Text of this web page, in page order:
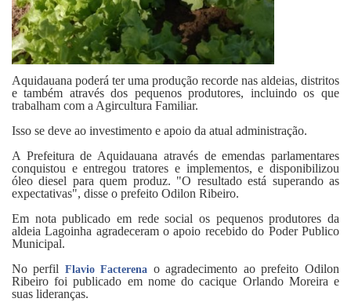
Aquidauana poderá ter uma produção recorde nas aldeias, distritos
e também através dos pequenos produtores, incluindo os que
trabalham com a Agircultura Familiar.
Isso se deve ao investimento e apoio da atual administração.
A Prefeitura de Aquidauana através de emendas parlamentares
conquistou e entregou tratores e implementos, e disponibilizou
óleo diesel para quem produz. "O resultado está superando as
expectativas", disse o prefeito Odilon Ribeiro.
Em nota publicado em rede social os pequenos produtores da
aldeia Lagoinha agradeceram o apoio recebido do Poder Publico
Municipal.
No perfil Flavio Facterena o agradecimento ao prefeito Odilon
Ribeiro foi publicado em nome do cacique Orlando Moreira e
suas lideranças.